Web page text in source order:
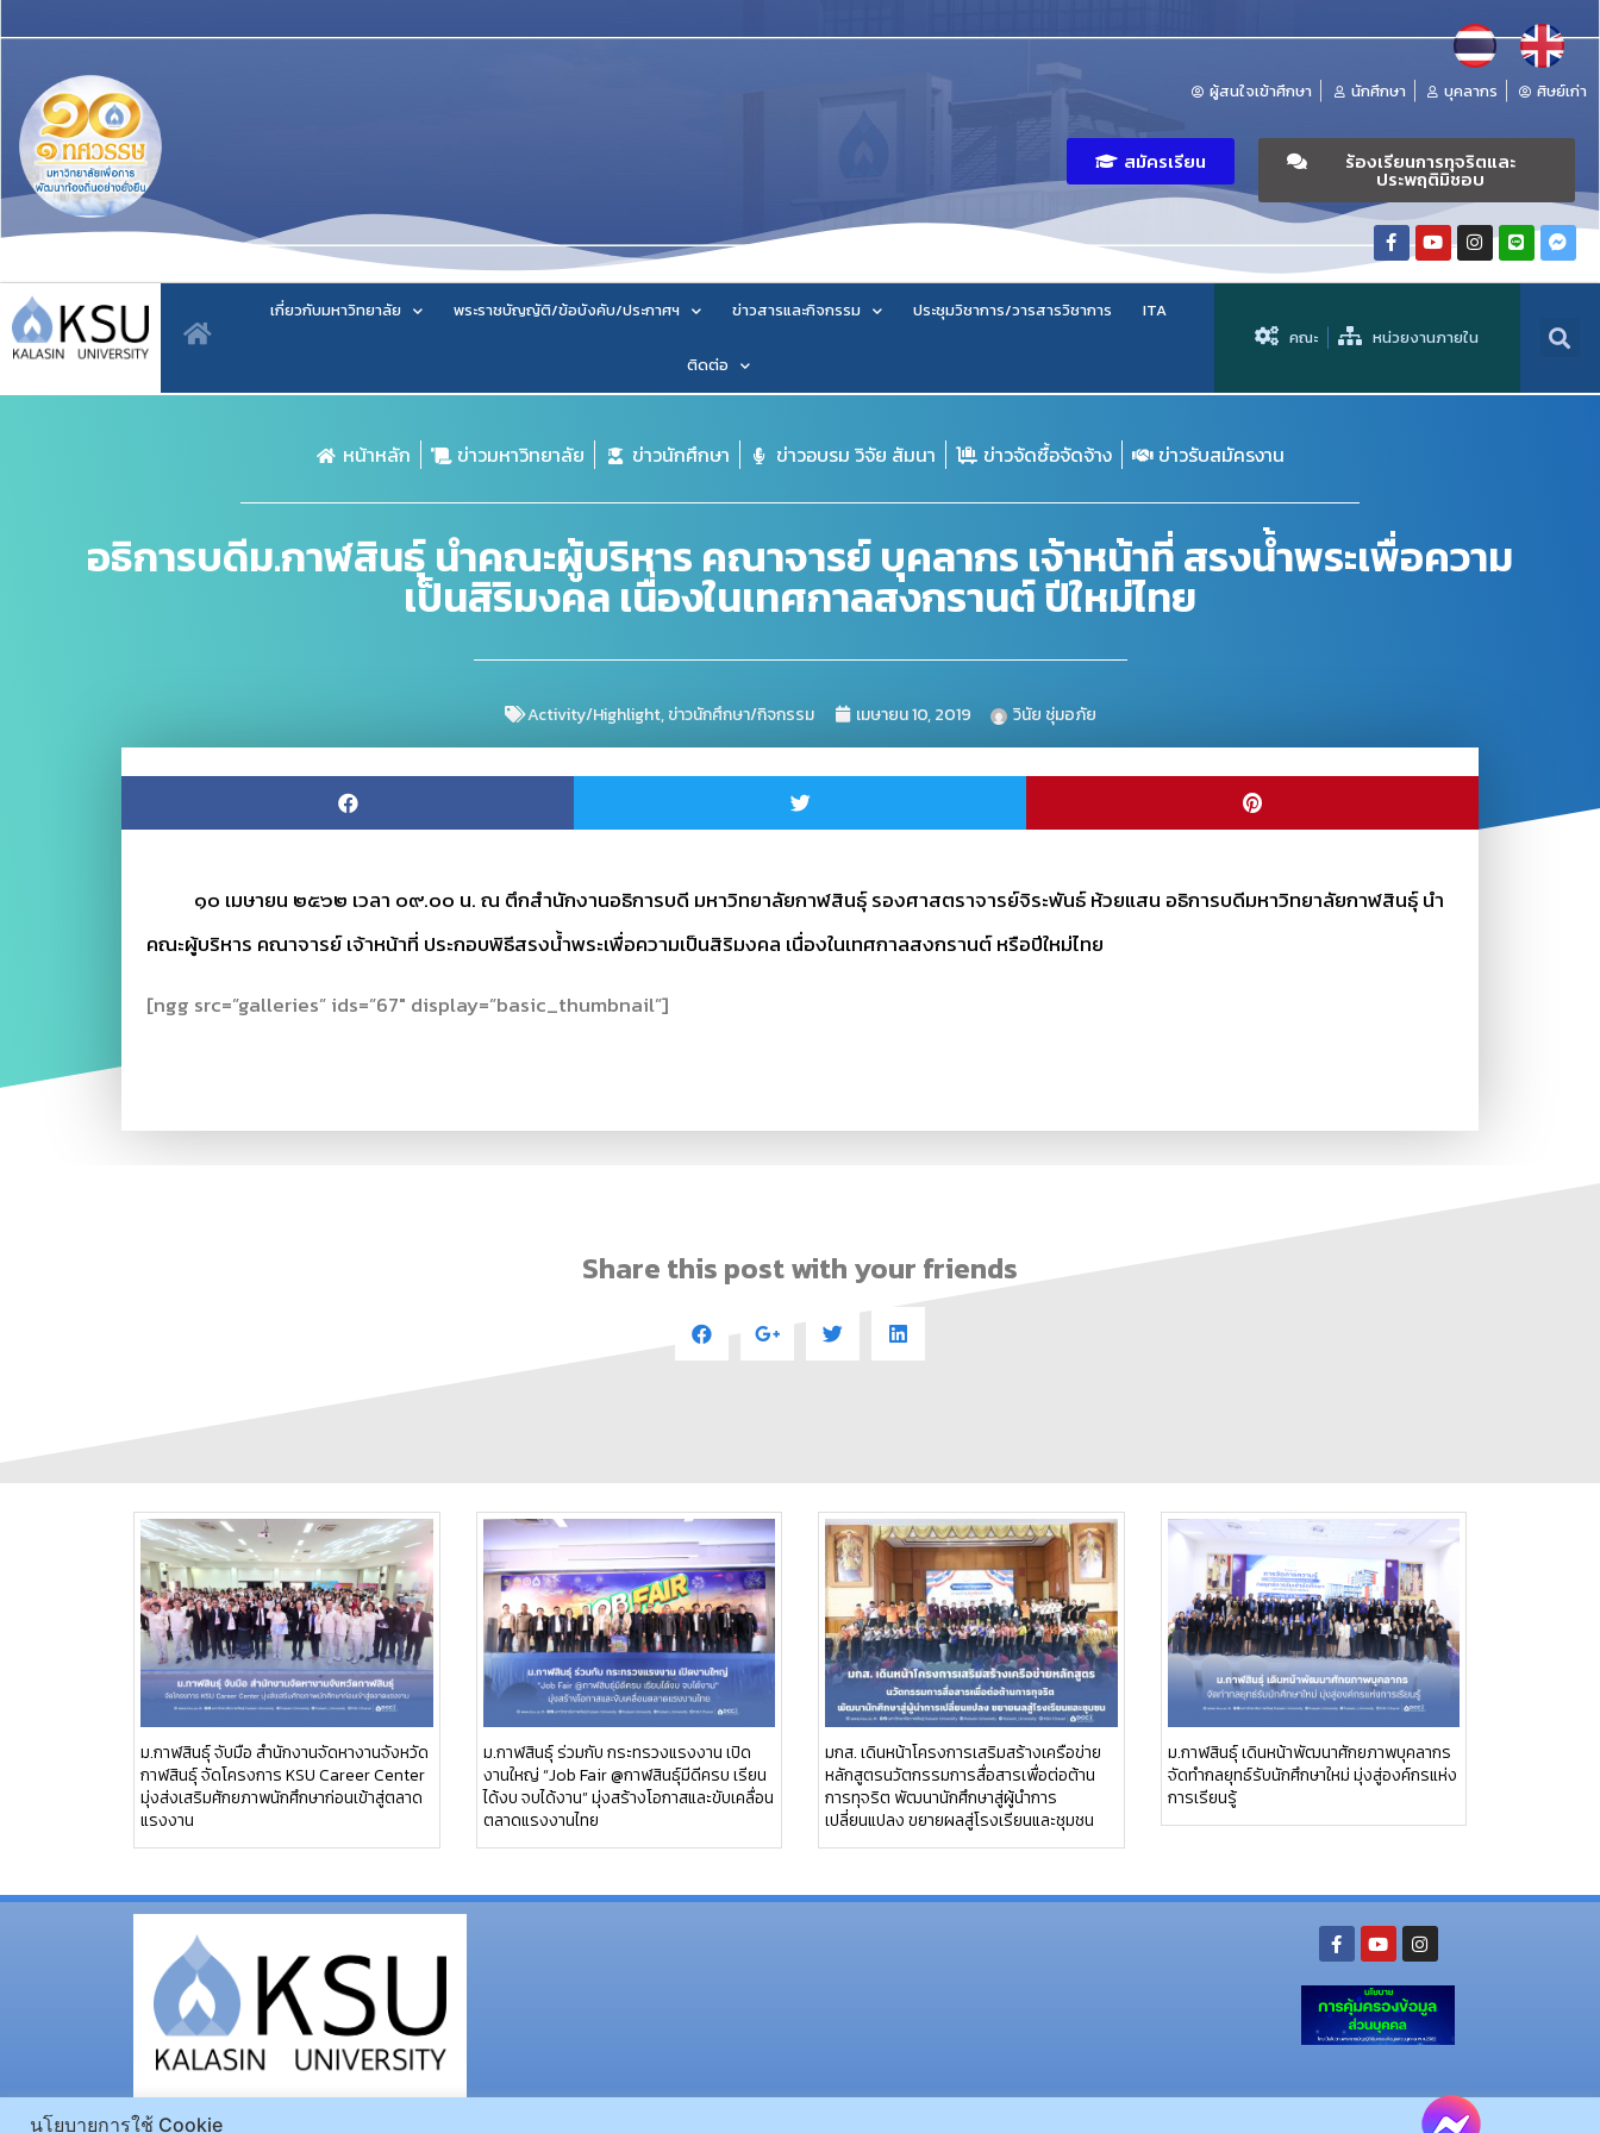
ผู้สนใจเข้าศึกษา นักศึกษา บุคลากร ศิษย์เก่า
สมัครเรียน ร้องเรียนการทุจริตและ
ประพฤติมิชอบ
เกี่ยวกับมหาวิทยาลัย พระราชบัญญัติ/ข้อบังคับ/ประกาศฯ ข่าวสารและกิจกรรม ประชุมวิชาการ/วารสารวิชาการ ITA
ติดต่อ
คณะ หน่วยงานภายใน
หน้าหลัก ข่าวมหาวิทยาลัย ข่าวนักศึกษา ข่าวอบรม วิจัย สัมนา ข่าวจัดซื้อจัดจ้าง ข่าวรับสมัครงาน
อธิการบดีม.กาฬสินธุ์ นำคณะผู้บริหาร คณาจารย์ บุคลากร เจ้าหน้าที่ สรงน้ำพระเพื่อความ
เป็นสิริมงคล เนื่องในเทศกาลสงกรานต์ ปีใหม่ไทย
Activity/Highlight,ข่าวนักศึกษา/กิจกรรม เมษายน 10, 2019 วินัย ชุ่มอภัย
๑๐ เมษายน ๒๕๖๒ เวลา ๐๙.๐๐ น. ณ ตึกสำนักงานอธิการบดี มหาวิทยาลัยกาฬสินธุ์ รองศาสตราจารย์จิระพันธ์ ห้วยแสน อธิการบดีมหาวิทยาลัยกาฬสินธุ์ นำ
คณะผู้บริหาร คณาจารย์ เจ้าหน้าที่ ประกอบพิธีสรงน้ำพระเพื่อความเป็นสิริมงคล เนื่องในเทศกาลสงกรานต์ หรือปีใหม่ไทย
[ngg src=”galleries” ids=”67″ display=”basic_thumbnail”]
Share this post with your friends
ม.กาฬสินธุ์ จับมือ สำนักงานจัดหางานจังหวัด
กาฬสินธุ์ จัดโครงการ KSU Career Center
มุ่งส่งเสริมศักยภาพนักศึกษาก่อนเข้าสู่ตลาด
แรงงาน
ม.กาฬสินธุ์ ร่วมกับ กระทรวงแรงงาน เปิด
งานใหญ่ “Job Fair @กาฬสินธุ์มีดีครบ เรียน
ได้งบ จบได้งาน” มุ่งสร้างโอกาสและขับเคลื่อน
ตลาดแรงงานไทย
มกส. เดินหน้าโครงการเสริมสร้างเครือข่าย
หลักสูตรนวัตกรรมการสื่อสารเพื่อต่อต้าน
การทุจริต พัฒนานักศึกษาสู่ผู้นำการ
เปลี่ยนแปลง ขยายผลสู่โรงเรียนและชุมชน
ม.กาฬสินธุ์ เดินหน้าพัฒนาศักยภาพบุคลากร
จัดทำกลยุทธ์รับนักศึกษาใหม่ มุ่งสู่องค์กรแห่ง
การเรียนรู้
โทรศัพท์ : 043-602-055 โทรสาร : 043-602-044
นโยบายการใช้ Cookie